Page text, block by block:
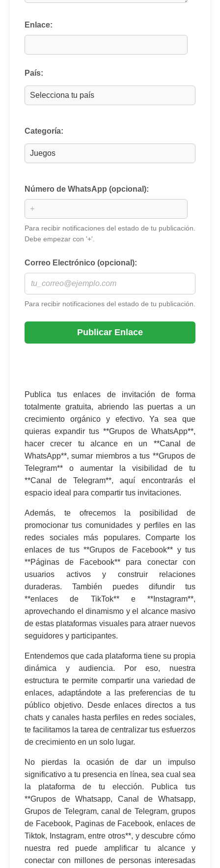
Enlace:
País:
Categoría:
Número de WhatsApp (opcional):
Para recibir notificaciones del estado de tu publicación.
Debe empezar con '+'.
Correo Electrónico (opcional):
Para recibir notificaciones del estado de tu publicación.
Publicar Enlace
Publica tus enlaces de invitación de forma
totalmente gratuita, abriendo las puertas a un
crecimiento orgánico y efectivo. Ya sea que
quieras expandir tus **Grupos de WhatsApp**,
hacer crecer tu alcance en un **Canal de
WhatsApp**, sumar miembros a tus **Grupos de
Telegram** o aumentar la visibilidad de tu
**Canal de Telegram**, aquí encontrarás el
espacio ideal para compartir tus invitaciones.
Además, te ofrecemos la posibilidad de
promocionar tus comunidades y perfiles en las
redes sociales más populares. Comparte los
enlaces de tus **Grupos de Facebook** y tus
**Páginas de Facebook** para conectar con
usuarios activos y construir relaciones
duraderas. También puedes difundir tus
**enlaces de TikTok** e **Instagram**,
aprovechando el dinamismo y el alcance masivo
de estas plataformas visuales para atraer nuevos
seguidores y participantes.
Entendemos que cada plataforma tiene su propia
dinámica y audiencia. Por eso, nuestra
estructura te permite compartir una variedad de
enlaces, adaptándote a las preferencias de tu
público objetivo. Desde enlaces directos a tus
chats y canales hasta perfiles en redes sociales,
te facilitamos la tarea de centralizar tus esfuerzos
de crecimiento en un solo lugar.
No pierdas la ocasión de dar un impulso
significativo a tu presencia en línea, sea cual sea
la plataforma de tu elección. Publica tus
**Grupos de Whatsapp, Canal de Whatsapp,
Grupos de Telegram, canal de Telegram, grupos
de Facebook, Paginas de Facebook, enlaces de
Tiktok, Instagram, entre otros**, y descubre cómo
nuestra red puede amplificar tu alcance y
conectar con millones de personas interesadas